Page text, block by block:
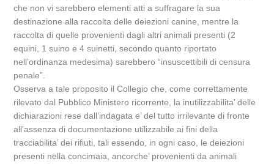
che non vi sarebbero elementi atti a suffragare la sua
destinazione alla raccolta delle deiezioni canine, mentre la
raccolta di quelle provenienti dagli altri animali presenti (2
equini, 1 suino e 4 suinetti, secondo quanto riportato
nell’ordinanza medesima) sarebbero “insuscettibili di censura
penale”.
Osserva a tale proposito il Collegio che, come correttamente
rilevato dal Pubblico Ministero ricorrente, la inutilizzabilita’ delle
dichiarazioni rese dall’indagata e’ del tutto irrilevante di fronte
all’assenza di documentazione utilizzabile ai fini della
tracciabilita’ dei rifiuti, tali essendo, in ogni caso, le deiezioni
presenti nella concimaia, ancorche’ provenienti da animali